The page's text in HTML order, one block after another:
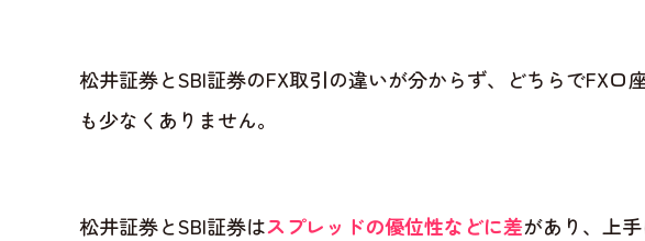
松井証券とSBI証券のFX取引の違いが分からず、どちらでFX口
も少なくありません。
松井証券とSBI証券はスプレッドの優位性などに差があり、上